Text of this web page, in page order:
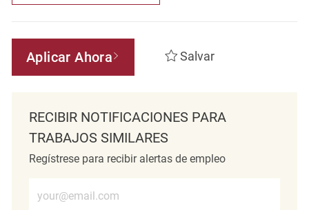
Aplicar Ahora Salvar
RECIBIR NOTIFICACIONES PARA
TRABAJOS SIMILARES
Regístrese para recibir alertas de empleo